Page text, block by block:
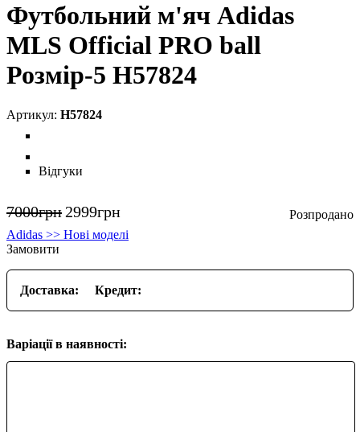
Футбольний м'яч Adidas
MLS Official PRO ball
Розмір-5 H57824
H57824
Відгуки
7000грн 2999грн
Adidas >> Нові моделі
Замовити
Доставка: Кредит:
Варіації в наявності: